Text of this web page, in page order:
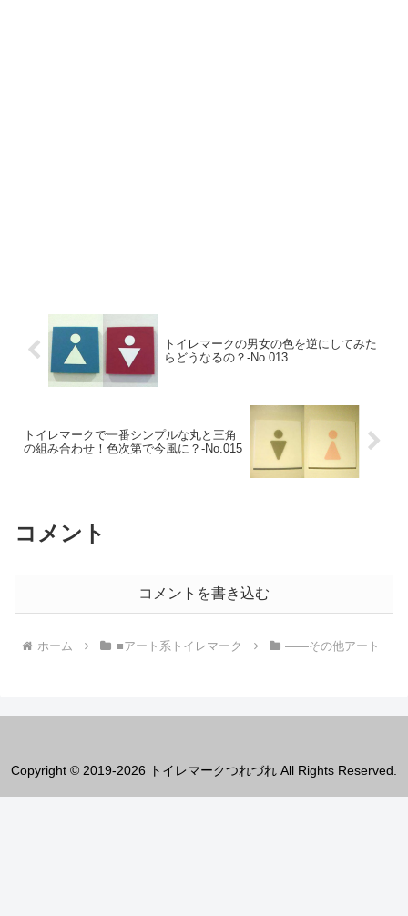
トイレマークの男女の色を逆にしてみた
らどうなるの？-No.013
トイレマークで一番シンプルな丸と三角
の組み合わせ！色次第で今風に？‐No.015
コメント
コメントを書き込む
ホーム ■アート系トイレマーク ――その他アート
Copyright © 2019-2026 トイレマークつれづれ All Rights Reserved.